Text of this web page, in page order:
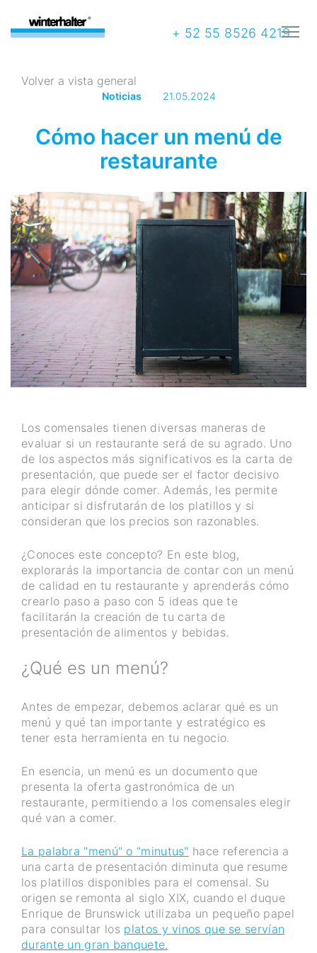
+ 52 55 8526 4219
Volver a vista general
Noticias 21.05.2024
Cómo hacer un menú de
restaurante
Los comensales tienen diversas maneras de
evaluar si un restaurante será de su agrado. Uno
de los aspectos más significativos es la carta de
presentación, que puede ser el factor decisivo
para elegir dónde comer. Además, les permite
anticipar si disfrutarán de los platillos y si
consideran que los precios son razonables.
¿Conoces este concepto? En este blog,
explorarás la importancia de contar con un menú
de calidad en tu restaurante y aprenderás cómo
crearlo paso a paso con 5 ideas que te
facilitarán la creación de tu carta de
presentación de alimentos y bebidas.
¿Qué es un menú?
Antes de empezar, debemos aclarar qué es un
menú y qué tan importante y estratégico es
tener esta herramienta en tu negocio.
En esencia, un menú es un documento que
presenta la oferta gastronómica de un
restaurante, permitiendo a los comensales elegir
qué van a comer.
La palabra "menú" o "minutus" hace referencia a
una carta de presentación diminuta que resume
los platillos disponibles para el comensal. Su
origen se remonta al siglo XIX, cuando el duque
Enrique de Brunswick utilizaba un pequeño papel
para consultar los platos y vinos que se servían
durante un gran banquete.